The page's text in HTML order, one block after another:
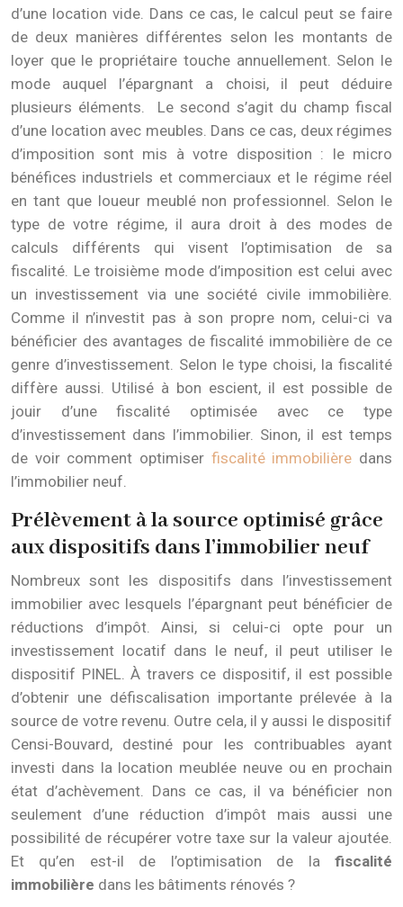
d’une location vide. Dans ce cas, le calcul peut se faire
de deux manières différentes selon les montants de
loyer que le propriétaire touche annuellement. Selon le
mode auquel l’épargnant a choisi, il peut déduire
plusieurs éléments. Le second s’agit du champ fiscal
d’une location avec meubles. Dans ce cas, deux régimes
d’imposition sont mis à votre disposition : le micro
bénéfices industriels et commerciaux et le régime réel
en tant que loueur meublé non professionnel. Selon le
type de votre régime, il aura droit à des modes de
calculs différents qui visent l’optimisation de sa
fiscalité. Le troisième mode d’imposition est celui avec
un investissement via une société civile immobilière.
Comme il n’investit pas à son propre nom, celui-ci va
bénéficier des avantages de fiscalité immobilière de ce
genre d’investissement. Selon le type choisi, la fiscalité
diffère aussi. Utilisé à bon escient, il est possible de
jouir d’une fiscalité optimisée avec ce type
d’investissement dans l’immobilier. Sinon, il est temps
de voir comment optimiser fiscalité immobilière dans
l’immobilier neuf.
Prélèvement à la source optimisé grâce
aux dispositifs dans l’immobilier neuf
Nombreux sont les dispositifs dans l’investissement
immobilier avec lesquels l’épargnant peut bénéficier de
réductions d’impôt. Ainsi, si celui-ci opte pour un
investissement locatif dans le neuf, il peut utiliser le
dispositif PINEL. À travers ce dispositif, il est possible
d’obtenir une défiscalisation importante prélevée à la
source de votre revenu. Outre cela, il y aussi le dispositif
Censi-Bouvard, destiné pour les contribuables ayant
investi dans la location meublée neuve ou en prochain
état d’achèvement. Dans ce cas, il va bénéficier non
seulement d’une réduction d’impôt mais aussi une
possibilité de récupérer votre taxe sur la valeur ajoutée.
Et qu’en est-il de l’optimisation de la fiscalité
immobilière dans les bâtiments rénovés ?